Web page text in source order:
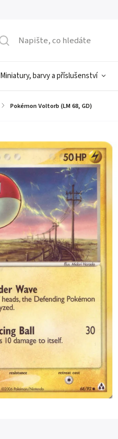
Miniatury, barvy a příslušenství
/ Pokémon Voltorb (LM 68, GD)